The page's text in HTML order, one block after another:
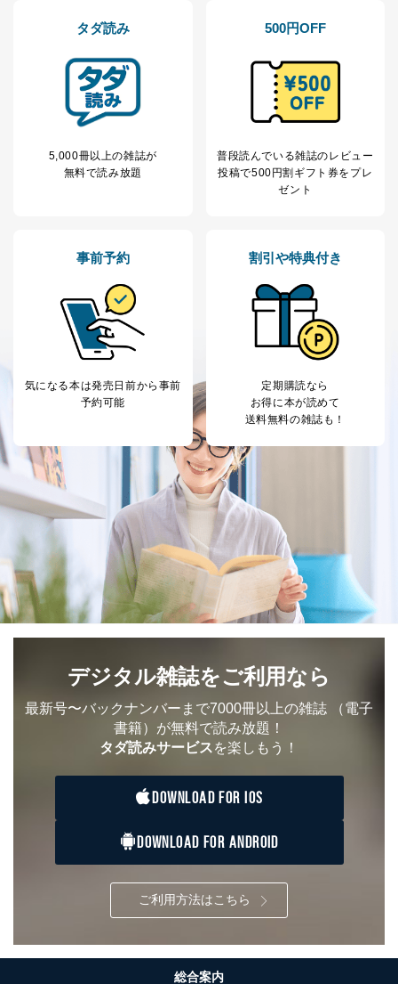
タダ読み
5,000冊以上の雑誌が
無料で読み放題
500円OFF
普段読んでいる雑誌のレビュー
投稿で500円割ギフト券をプレ
ゼント
事前予約
気になる本は発売日前から事前
予約可能
割引や特典付き
定期購読なら
お得に本が読めて
送料無料の雑誌も！
デジタル雑誌をご利用なら
最新号〜バックナンバーまで7000冊以上の雑誌 （電子
書籍）が無料で読み放題！
タダ読みサービスを楽しもう！
DOWNLOAD FOR IOS
DOWNLOAD FOR ANDROID
ご利用方法はこちら
総合案内